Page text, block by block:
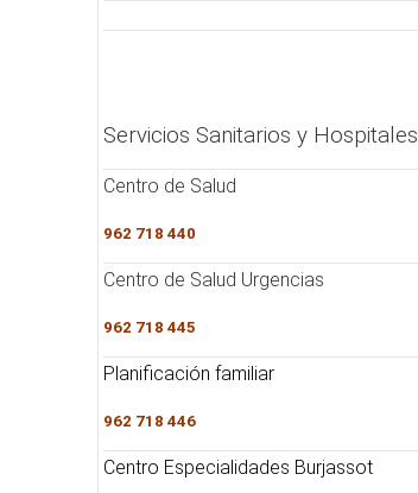
Servicios Sanitarios y Hospitales
Centro de Salud
962 718 440
Centro de Salud Urgencias
962 718 445
Planificación familiar
962 718 446
Centro Especialidades Burjassot